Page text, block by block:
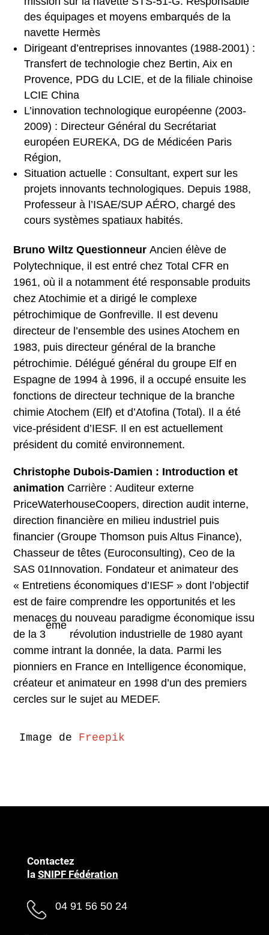
des équipages et moyens embarqués de la
navette Hermès
Dirigeant d’entreprises innovantes (1988-2001) :
Transfert de technologie chez Bertin, Aix en
Provence, PDG du LCIE, et de la filiale chinoise
LCIE China
L’innovation technologique européenne (2003-
2009) : Directeur Général du Secrétariat
européen EUREKA, DG de Médicéen Paris
Région,
Situation actuelle : Consultant, expert sur les
projets innovants technologiques. Depuis 1988,
Professeur à l’ISAE/SUP AÉRO, chargé des
cours systèmes spatiaux habités.
Bruno Wiltz QuestionneurAncien élève de
Polytechnique, il est entré chez Total CFR en
1961, où il a notamment été responsable produits
chez Atochimie et a dirigé le complexe
pétrochimique de Gonfreville. Il est devenu
directeur de l’ensemble des usines Atochem en
1983, puis directeur général de la branche
pétrochimie. Délégué général du groupe Elf en
Espagne de 1994 à 1996, il a occupé ensuite les
fonctions de directeur technique de la branche
chimie Atochem (Elf) et d’Atofina (Total). Il a été
vice-président d’IESF. Il en est actuellement
président du comité environnement.
Christophe Dubois-Damien : Introduction et
animation Carrière : Auditeur externe
PriceWaterhouseCoopers, direction audit interne,
direction financière en milieu industriel puis
financier (Groupe Thomson puis Altus Finance),
Chasseur de têtes (Euroconsulting), Ceo de la
SAS 01Innovation. Fondateur et animateur des
« Entretiens économiques d’IESF » dont l’objectif
est de faire comprendre les opportunités et les
menaces du nouveau paradigme économique issu
de la 3
ème
révolution industrielle de 1980 ayant
comme intrant la donnée, la data. Parmi les
pionniers en France en Intelligence économique,
créateur et animateur en 1998 d’un des premiers
cercles sur le sujet au MEDEF.
Image de Freepik
Contactez
la SNIPF Fédération
04 91 56 50 24